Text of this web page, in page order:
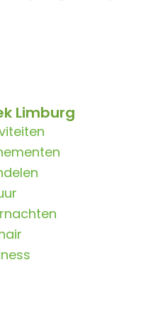
Limburg